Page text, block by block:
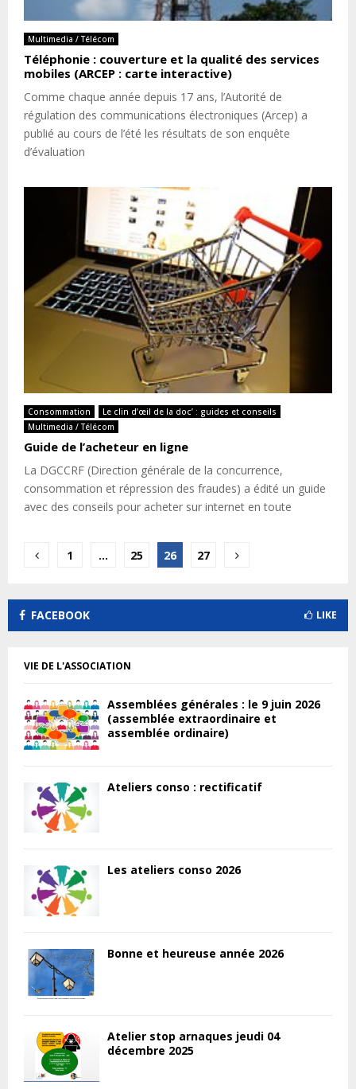
Multimedia / Télécom
Téléphonie : couverture et la qualité des services
mobiles (ARCEP : carte interactive)
Comme chaque année depuis 17 ans, l’Autorité de
régulation des communications électroniques (Arcep) a
publié au cours de l’été les résultats de son enquête
d’évaluation
Consommation
Le clin d’œil de la doc’ : guides et conseils
Multimedia / Télécom
Guide de l’acheteur en ligne
La DGCCRF (Direction générale de la concurrence,
consommation et répression des fraudes) a édité un guide
avec des conseils pour acheter sur internet en toute
Pagination
publications
1 … 25 26 27
FACEBOOK LIKE
VIE DE L'ASSOCIATION
Assemblées générales : le 9 juin 2026
(assemblée extraordinaire et
assemblée ordinaire)
Ateliers conso : rectificatif
Les ateliers conso 2026
Bonne et heureuse année 2026
Atelier stop arnaques jeudi 04
décembre 2025